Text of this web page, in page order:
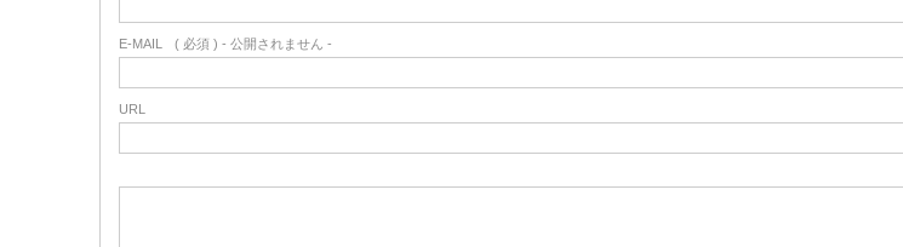
E-MAIL ( 必須 ) - 公開されません -
URL